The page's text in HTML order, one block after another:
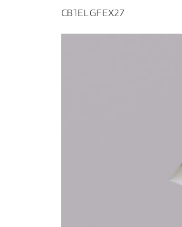
CB1ELGFEX27